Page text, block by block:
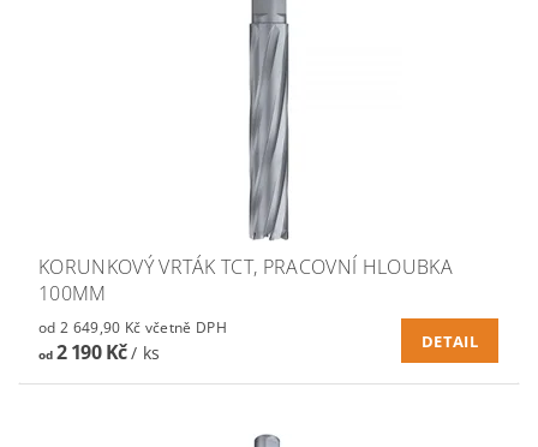
KORUNKOVÝ VRTÁK TCT, PRACOVNÍ HLOUBKA
100MM
od 2 649,90 Kč včetně DPH
od2 190 Kč/ ks
DETAIL